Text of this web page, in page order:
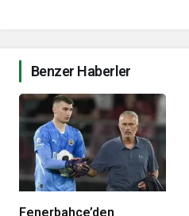
Benzer Haberler
Fenerbahçe’den